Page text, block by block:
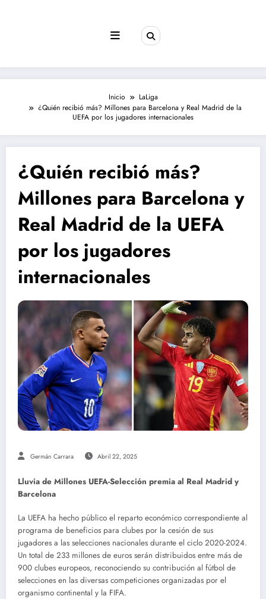
Inicio
LaLiga
¿Quién recibió más? Millones para Barcelona y Real Madrid de la
UEFA por los jugadores internacionales
¿Quién recibió más?
Millones para Barcelona y
Real Madrid de la UEFA
por los jugadores
internacionales
Germán Carrara Abril 22, 2025
Lluvia de Millones UEFA-Selección premia al Real Madrid y
Barcelona
La UEFA ha hecho público el reparto económico correspondiente al
programa de beneficios para clubes por la cesión de sus
jugadores a las selecciones nacionales durante el ciclo 2020-2024.
Un total de 233 millones de euros serán distribuidos entre más de
900 clubes europeos, reconociendo su contribución al fútbol de
selecciones en las diversas competiciones organizadas por el
organismo continental y la FIFA.